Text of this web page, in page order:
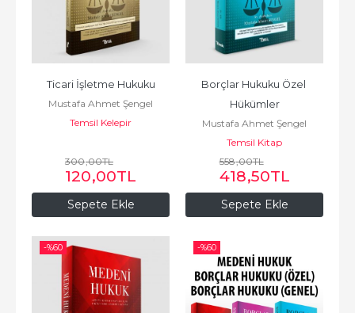
Sepete Ekle
Ticari İşletme Hukuku
Mustafa Ahmet Şengel
Temsil Kelepir
300,00TL
120,00TL
Sepete Ekle
Borçlar Hukuku Özel
Hükümler
Mustafa Ahmet Şengel
Temsil Kitap
558,00TL
418,50TL
-%60 -%60